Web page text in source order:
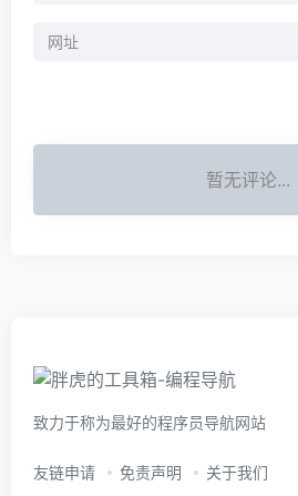
暂无评论...
致力于称为最好的程序员导航网站
友链申请 免责声明 关于我们